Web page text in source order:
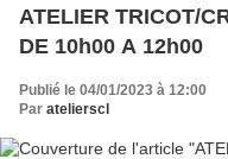
ATELIER TRICOT/
DE 10h00 A 12h00
Publié le 04/01/2023 à 12:00
Par atelierscl